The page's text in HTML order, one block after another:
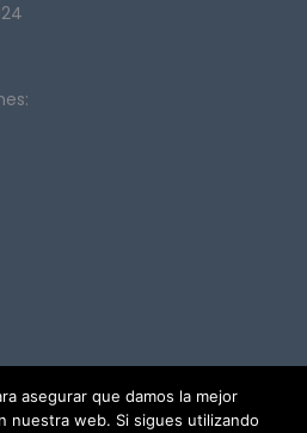
asegurar que damos la mejor
nuestra web. Si sigues utilizando